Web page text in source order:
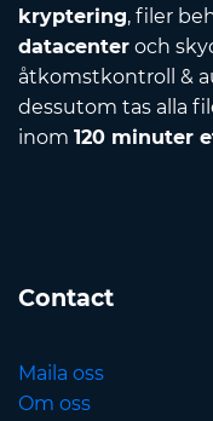
kryptering, filer
datacenter och
åtkomstkontroll &
dessutom tas alla
inom 120 minuter
Contact
Maila oss
Om oss